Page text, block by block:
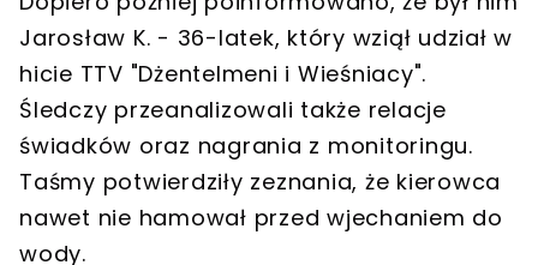
Jarosław K. - 36-latek, który wziął udział w
hicie TTV "Dżentelmeni i Wieśniacy".
Śledczy przeanalizowali także relacje
świadków oraz nagrania z monitoringu.
Taśmy potwierdziły zeznania, że kierowca
nawet nie hamował przed wjechaniem do
wody.